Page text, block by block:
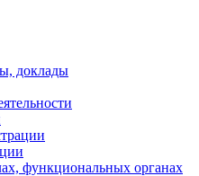
доклады
функциональных органах